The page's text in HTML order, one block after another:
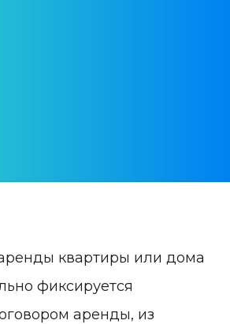
квартиры или дома
фиксируется
аренды, из